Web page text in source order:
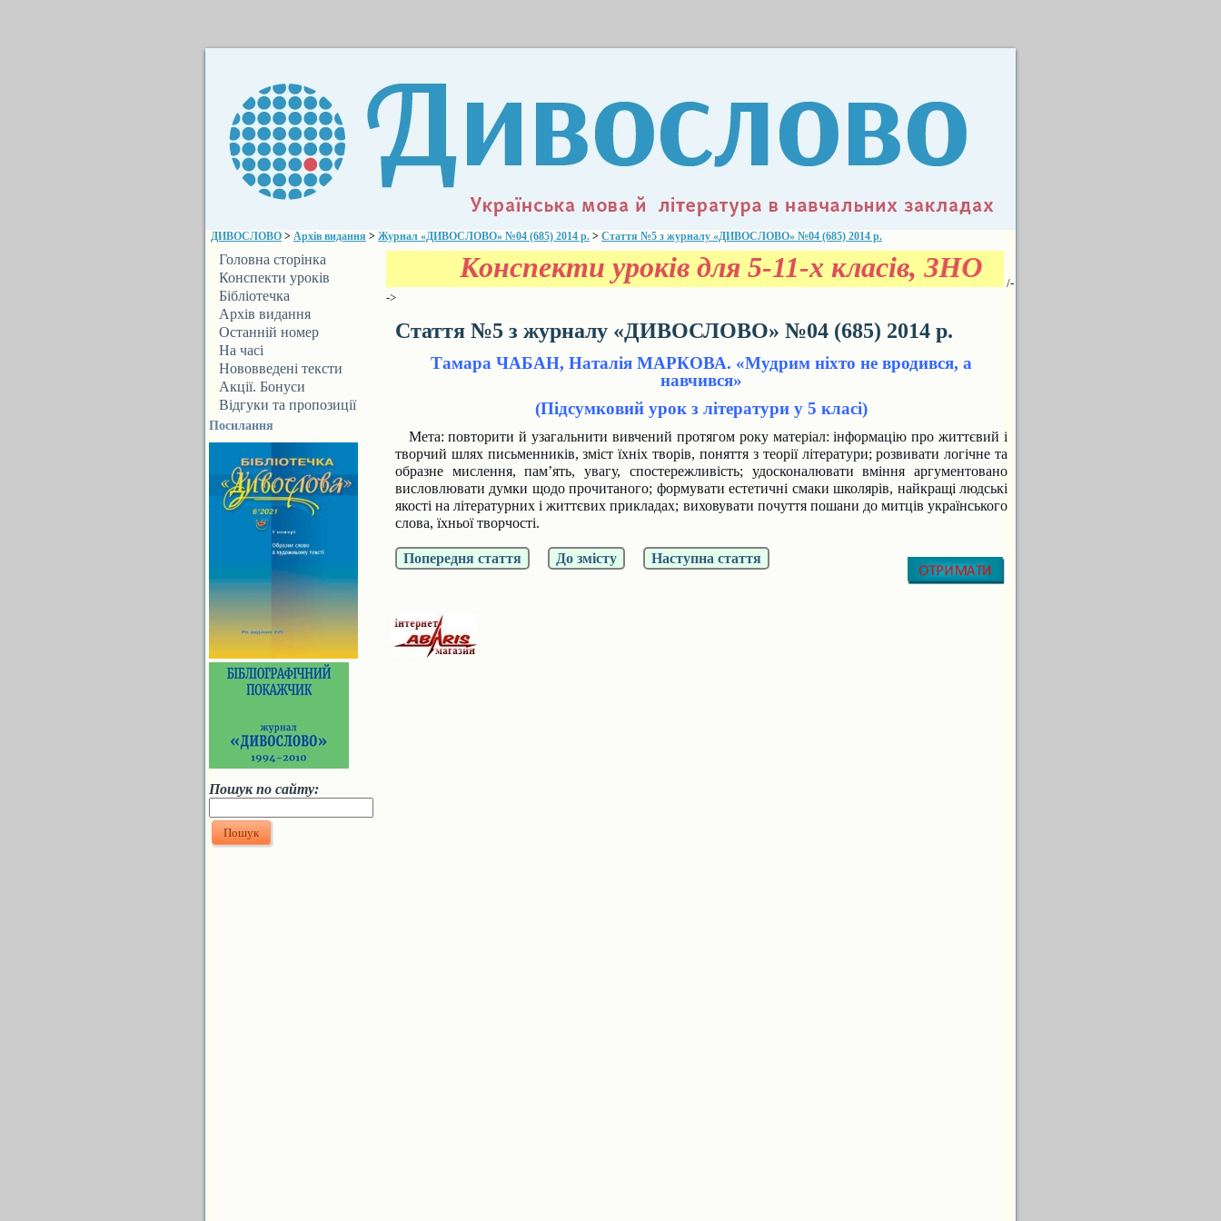
ДИВОСЛОВО > Архів видання > Журнал «ДИВОСЛОВО» №04 (685) 2014 р. > Стаття №5 з журналу «ДИВОСЛОВО» №04 (685) 2014 р.
Головна сторінка
Конспекти уроків
Бібліотечка
ДИВОСЛОВА
Архів видання
Останній номер
На часі
Нововведені тексти
Акції. Бонуси
Відгуки та пропозиції
Посилання
Пошук по сайту:
Конспекти уроків для 5-11-х класів, ЗНО
/-
->
Стаття №5 з журналу «ДИВОСЛОВО» №04 (685) 2014 р.
Тамара ЧАБАН, Наталія МАРКОВА. «Мудрим ніхто не вродився, а
навчився»
(Підсумковий урок з літератури у 5 класі)
Мета: повторити й узагальнити вивчений протягом року матеріал: інформацію про життєвий і
творчий шлях письменників, зміст їхніх творів, поняття з теорії літератури; розвивати логічне та
образне мислення, пам’ять, увагу, спостережливість; удосконалювати вміння аргументовано
висловлювати думки щодо прочитаного; формувати естетичні смаки школярів, найкращі людські
якості на літературних і життєвих прикладах; виховувати почуття пошани до митців українського
слова, їхньої творчості.
Попередня стаття До змісту Наступна стаття